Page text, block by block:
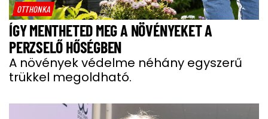
OTTHONKA
ÍGY MENTHETED MEG A NÖVÉNYEKET A
PERZSELŐ HŐSÉGBEN
A növények védelme néhány egyszerű
trükkel megoldható.